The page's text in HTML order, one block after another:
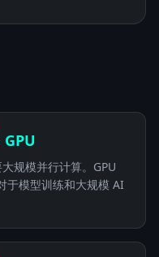
规模并行计算。GPU
于模型训练和大规模 AI